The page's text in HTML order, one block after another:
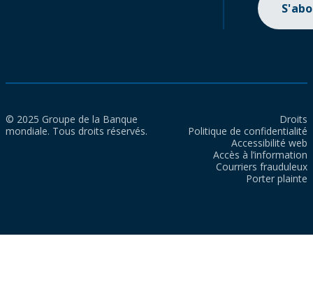
© 2025 Groupe de la Banque
mondiale. Tous droits réservés.
Droits
Politique de confidentialité
Accessibilité web
Accès à l’information
Courriers frauduleux
Porter plainte